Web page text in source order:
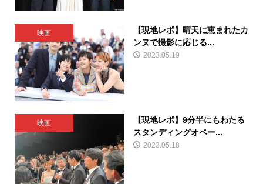
映画
【現地レポ】晴天に恵まれたカ
ンヌで撮影に応じる...
2023.05.19
映画
【現地レポ】9分半にもわたる
スタンディングオベー...
2023.05.18